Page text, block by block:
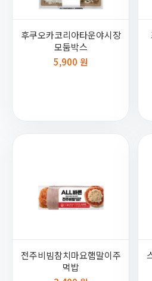
후쿠오카코리아타운야시장
모둠박스
5,900 원
전주비빔참치마요햄말이주
먹밥